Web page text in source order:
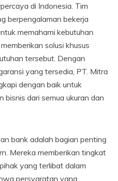
di Indonesia. Tim
berpengalaman bekerja
memahami kebutuhan
solusi khusus
tersebut. Dengan
yang tersedia, PT. Mitra
dengan baik untuk
bisnis dari semua ukuran dan
bank adalah bagian penting
Mereka memberikan tingkat
yang terlibat dalam
persyaratan yang